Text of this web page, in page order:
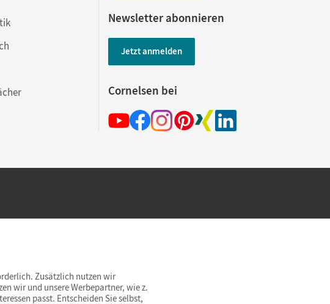
Newsletter abonnieren
Jetzt anmelden
Cornelsen bei
wir versandkostenfrei innerhalb Deutschlands
Zusätzlich nutzen wir
wir und unsere Werbepartner, wie z.
passt. Entscheiden Sie selbst,